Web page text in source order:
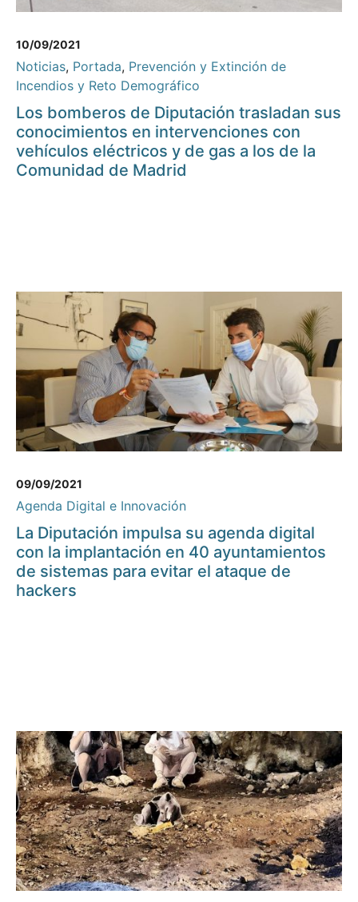
10/09/2021
Noticias, Portada, Prevención y Extinción de
Incendios y Reto Demográfico
Los bomberos de Diputación trasladan sus
conocimientos en intervenciones con
vehículos eléctricos y de gas a los de la
Comunidad de Madrid
09/09/2021
Agenda Digital e Innovación
La Diputación impulsa su agenda digital
con la implantación en 40 ayuntamientos
de sistemas para evitar el ataque de
hackers